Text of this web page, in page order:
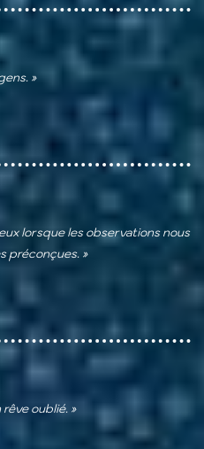
»
lorsque les observations nous
préconçues. »
oublié. »